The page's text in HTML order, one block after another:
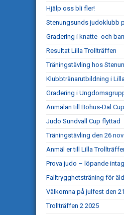
Hjälp oss bli fler!
Stenungsunds judoklubb
Gradering i knatte- och
Resultat Lilla Trollträffen
Träningstävling hos
Klubbtränarutbildning i
Gradering i
Anmälan till Bohus-Dal
Judo Sundvall Cup flyttad
Träningstävling den 26
Anmäl er till Lilla
Prova judo – löpande
Falltrygghetsträning för
Välkomna på julfest den
Trollträffen 2 2025